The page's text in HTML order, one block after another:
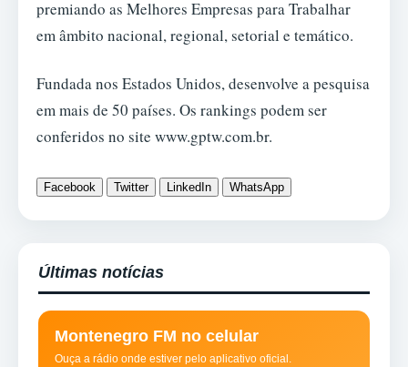
premiando as Melhores Empresas para Trabalhar
em âmbito nacional, regional, setorial e temático.
Fundada nos Estados Unidos, desenvolve a pesquisa
em mais de 50 países. Os rankings podem ser
conferidos no site www.gptw.com.br.
Facebook Twitter LinkedIn WhatsApp
Últimas notícias
Montenegro FM no celular
Ouça a rádio onde estiver pelo aplicativo oficial.